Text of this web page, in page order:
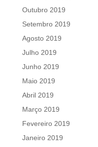
Outubro 2019
Setembro 2019
Agosto 2019
Julho 2019
Junho 2019
Maio 2019
Abril 2019
Março 2019
Fevereiro 2019
Janeiro 2019